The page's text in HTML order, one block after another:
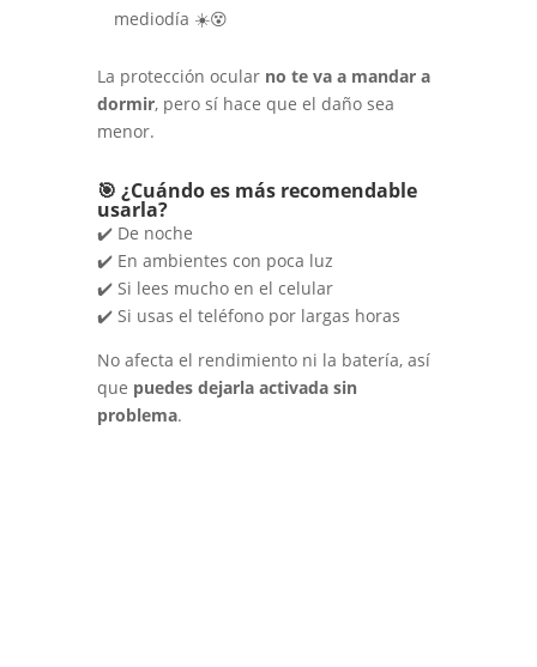
mediodía ☀️😵
La protección ocular no te va a mandar a
dormir, pero sí hace que el daño sea
menor.
🎯 ¿Cuándo es más recomendable
usarla?
✔️ De noche
✔️ En ambientes con poca luz
✔️ Si lees mucho en el celular
✔️ Si usas el teléfono por largas horas
No afecta el rendimiento ni la batería, así
que puedes dejarla activada sin
problema.